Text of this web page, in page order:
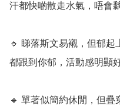
汗都快啲散走水氣，唔會
🔹 睇落斯文易襯，但郁
都跟到你郁，活動感明顯
🔹 單著似簡約休閒，但